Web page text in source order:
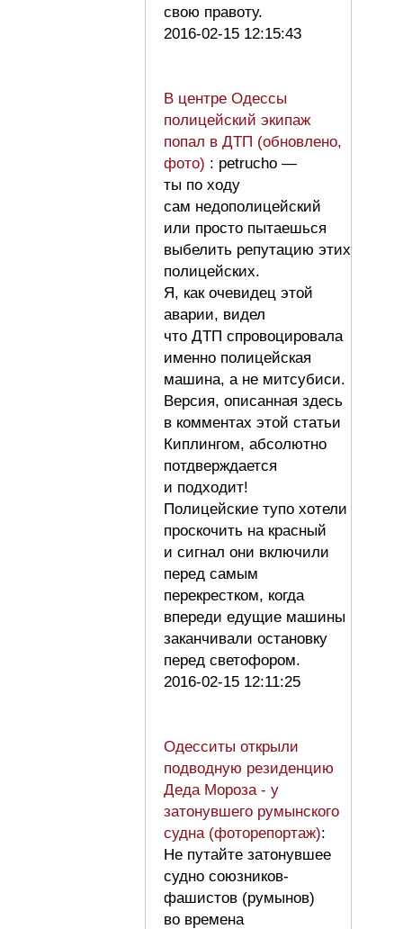
свою правоту.
2016-02-15 12:15:43
В центре Одессы
полицейский экипаж
попал в ДТП (обновлено,
фото) : petrucho —
ты по ходу
сам недополицейский
или просто пытаешься
выбелить репутацию этих
полицейских.
Я, как очевидец этой
аварии, видел
что ДТП спровоцировала
именно полицейская
машина, а не митсубиси.
Версия, описанная здесь
в комментах этой статьи
Киплингом, абсолютно
потдверждается
и подходит!
Полицейские тупо хотели
проскочить на красный
и сигнал они включили
перед самым
перекрестком, когда
впереди едущие машины
заканчивали остановку
перед светофором.
2016-02-15 12:11:25
Одесситы открыли
подводную резиденцию
Деда Мороза - у
затонувшего румынского
судна (фоторепортаж):
Не путайте затонувшее
судно союзников-
фашистов (румынов)
во времена